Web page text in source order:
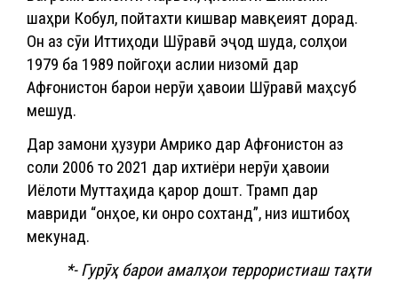
шаҳри Кобул, пойтахти кишвар мавқеият дорад.
Он аз сӯи Иттиҳоди Шӯравӣ эҷод шуда, солҳои
1979 ба 1989 пойгоҳи аслии низомӣ дар
Афғонистон барои нерӯи ҳавоии Шӯравӣ маҳсуб
мешуд.
Дар замони ҳузури Амрико дар Афғонистон аз
соли 2006 то 2021 дар ихтиёри нерӯи ҳавоии
Иёлоти Муттаҳида қарор дошт. Трамп дар
мавриди “онҳое, ки онро сохтанд”, низ иштибоҳ
мекунад.
*- Гурӯҳ барои амалҳои террористиаш таҳти